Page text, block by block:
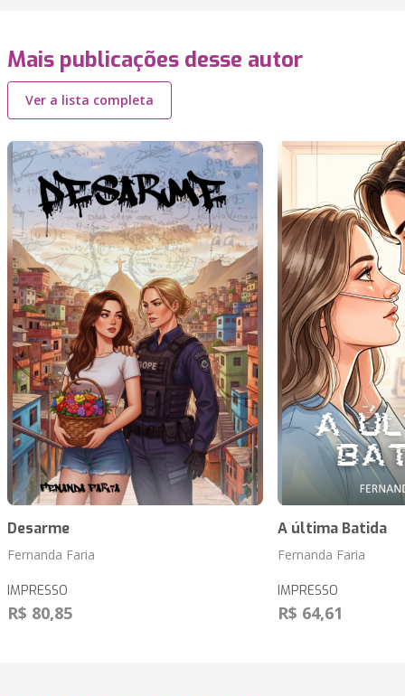
Mais publicações desse autor
Ver a lista completa
Desarme
Fernanda Faria
IMPRESSO
R$ 80,85
A última Batida
Fernanda Faria
IMPRESSO
R$ 64,61